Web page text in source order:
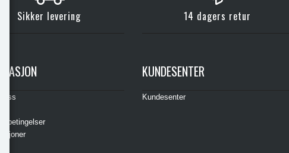
Sikker levering 14 dagers retur
oss
KUNDESENTER
Kundesenter